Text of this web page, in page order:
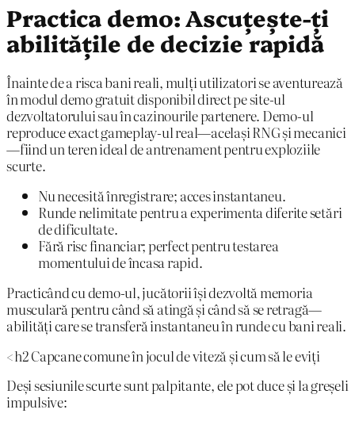
Practica demo: Ascuțește-ți
abilitățile de decizie rapidă
Înainte de a risca bani reali, mulți utilizatori se aventurează
în modul demo gratuit disponibil direct pe site-ul
dezvoltatorului sau în cazinourile partenere. Demo-ul
reproduce exact gameplay-ul real—același RNG și mecanici
—fiind un teren ideal de antrenament pentru exploziile
scurte.
Nu necesită înregistrare; acces instantaneu.
Runde nelimitate pentru a experimenta diferite setări
de dificultate.
Fără risc financiar; perfect pentru testarea
momentului de încasa rapid.
Practicând cu demo-ul, jucătorii își dezvoltă memoria
musculară pentru când să atingă și când să se retragă—
abilități care se transferă instantaneu în runde cu bani reali.
<h2 Capcane comune în jocul de viteză și cum să le eviți
Deși sesiunile scurte sunt palpitante, ele pot duce și la greșeli
impulsive: